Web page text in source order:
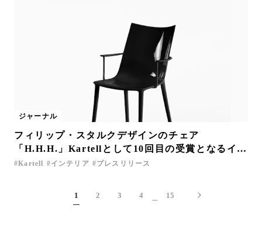
ジャーナル
フィリップ・スタルクデザインのチェア
「H.H.H.」Kartellとして10回目の受賞となるイタ
リアで最も権威あるデザイン賞「コンパッソ・ド
Kartell インテリア プレスリリース
1 2 3 4 ... 15